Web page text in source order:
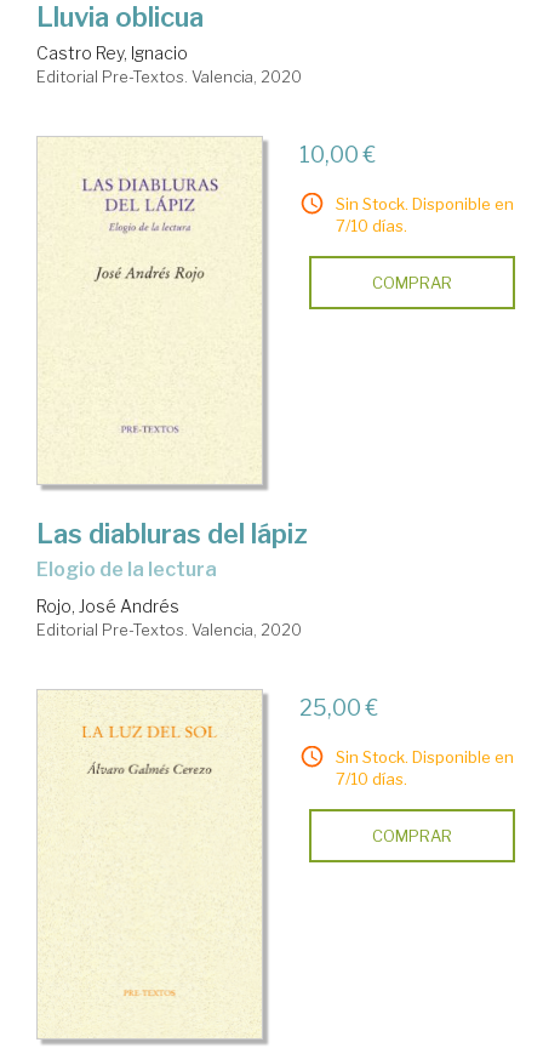
Lluvia oblicua
Castro Rey, Ignacio
Editorial Pre-Textos. Valencia, 2020
10,00 €
Sin Stock. Disponible en
7/10 días.
COMPRAR
Las diabluras del lápiz
Elogio de la lectura
Rojo, José Andrés
Editorial Pre-Textos. Valencia, 2020
25,00 €
Sin Stock. Disponible en
7/10 días.
COMPRAR